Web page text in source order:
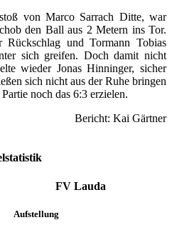
von Marco Sarrach Ditte, war
den Ball aus 2 Metern ins Tor.
und Tormann Tobias
sich greifen. Doch damit nicht
wieder Jonas Hinninger, sicher
sich nicht aus der Ruhe bringen
noch das 6:3 erzielen.
Bericht: Kai Gärtner
FV Lauda
Aufstellung